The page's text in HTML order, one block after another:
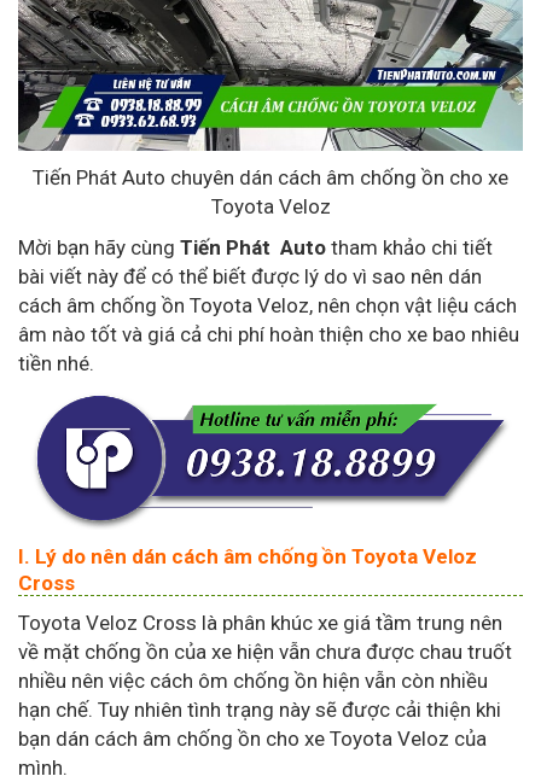
Tiến Phát Auto chuyên dán cách âm chống ồn cho xe
Toyota Veloz
Mời bạn hãy cùng Tiến Phát Auto tham khảo chi tiết
bài viết này để có thể biết được lý do vì sao nên dán
cách âm chống ồn Toyota Veloz, nên chọn vật liệu cách
âm nào tốt và giá cả chi phí hoàn thiện cho xe bao nhiêu
tiền nhé.
I. Lý do nên dán cách âm chống ồn Toyota Veloz
Cross
Toyota Veloz Cross là phân khúc xe giá tầm trung nên
về mặt chống ồn của xe hiện vẫn chưa được chau truốt
nhiều nên việc cách ôm chống ồn hiện vẫn còn nhiều
hạn chế. Tuy nhiên tình trạng này sẽ được cải thiện khi
bạn dán cách âm chống ồn cho xe Toyota Veloz của
mình.